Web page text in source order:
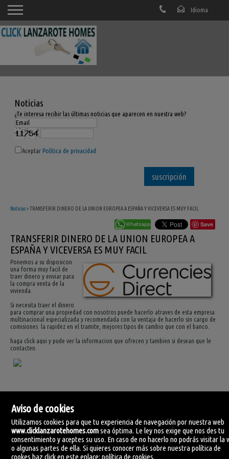
Noticias
¿Te interesa recibir las últimas noticias que aparecen en nuestra web?
Aceptar Política de privacidad
Noticias> TRANSFERIR DINERO DE LA UNION EUROPEA A ESPAÑA Y VICEVERSA ES MUY FACIL
Save
TRANSFERIR DINERO DE LA UNION EUROPEA A
ESPAÑA Y VICEVERSA ES MUY FACIL
Ponemos a su disposicon
una forma muy facil de
traer dinero y enviar para
la compra venta de la
vivienda.
Si necesita traer el dinero
para comprar una propiedad con nosotros puede hacerlo atraves de esta empresa
multinacional especializada y recomendada con la ventaja de hacerlo sin cargo de
comisiones la rapidez en el tramite, mejores tipos de cambio que con el banco.
haga click aqui y pude ver la informacion que ofrecen y tambien si desean que le
contacten.
Click Lanzarote Homes
Aviso de cookies
Utilizamos cookies para que tu experiencia de navegación por nuestra web
www.clicklanzarotehomes.comsea óptima. Le ley nos exige que nos des tu
consentimiento y aceptes su uso. En caso de no hacerlo no podrás visitar la
o algunas partes de ella. Si quieres conocer más sobre nuestra política de
cookes haz click en este enlace:política de cookies.